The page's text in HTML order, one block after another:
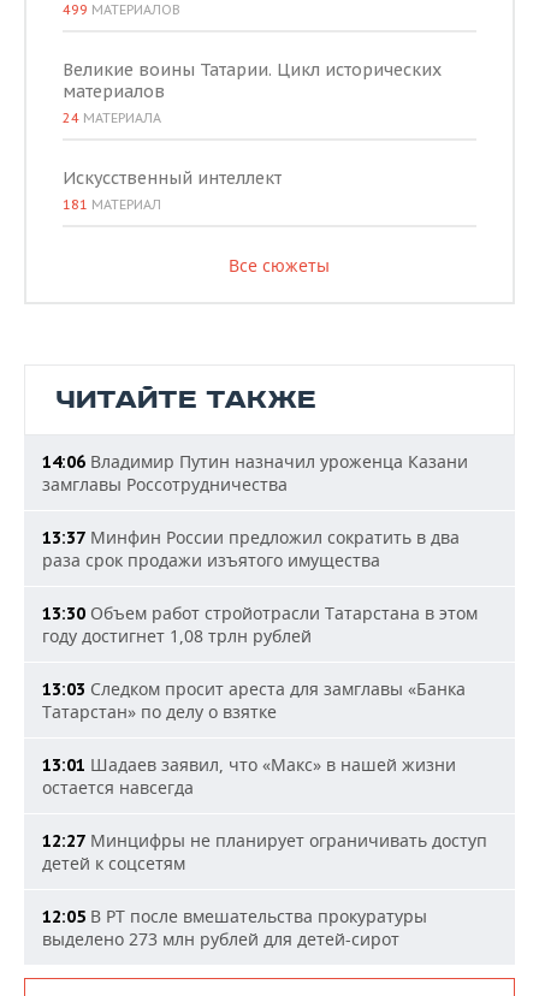
499 МАТЕРИАЛОВ
Великие воины Татарии. Цикл исторических
материалов
24 МАТЕРИАЛА
Искусственный интеллект
181 МАТЕРИАЛ
Все сюжеты
ЧИТАЙТЕ ТАКЖЕ
14:06 Владимир Путин назначил уроженца Казани
замглавы Россотрудничества
13:37 Минфин России предложил сократить в два
раза срок продажи изъятого имущества
13:30 Объем работ стройотрасли Татарстана в этом
году достигнет 1,08 трлн рублей
13:03 Следком просит ареста для замглавы «Банка
Татарстан» по делу о взятке
13:01 Шадаев заявил, что «Макс» в нашей жизни
остается навсегда
12:27 Минцифры не планирует ограничивать доступ
детей к соцсетям
12:05 В РТ после вмешательства прокуратуры
выделено 273 млн рублей для детей-сирот